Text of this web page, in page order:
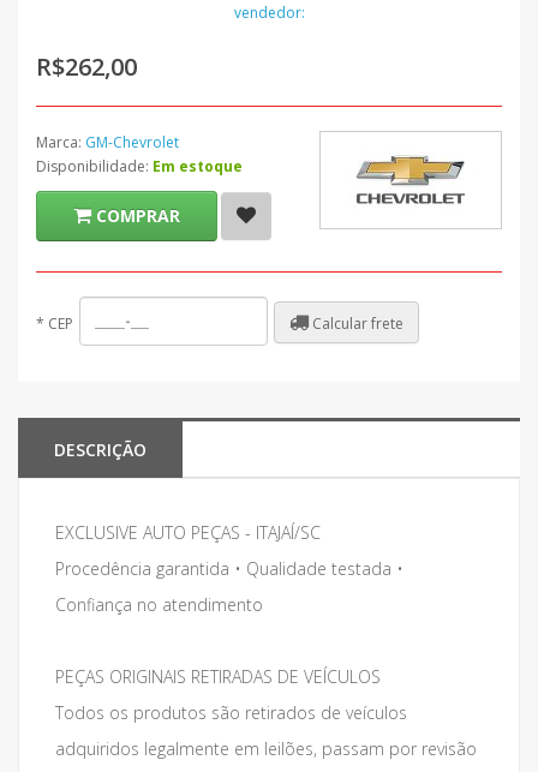
vendedor:
R$262,00
Marca: GM-Chevrolet
Disponibilidade: Em estoque
COMPRAR
* CEP Calcular frete
DESCRIÇÃO
EXCLUSIVE AUTO PEÇAS - ITAJAÍ/SC
Procedência garantida • Qualidade testada •
Confiança no atendimento
PEÇAS ORIGINAIS RETIRADAS DE VEÍCULOS
Todos os produtos são retirados de veículos
adquiridos legalmente em leilões, passam por revisão